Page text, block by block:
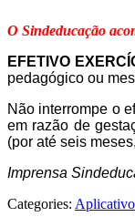
O Sindeducação
EFETIVO
pedagógico ou
Não interrompe o
em razão de
(por até seis
Imprensa
Categories: Aplicativo